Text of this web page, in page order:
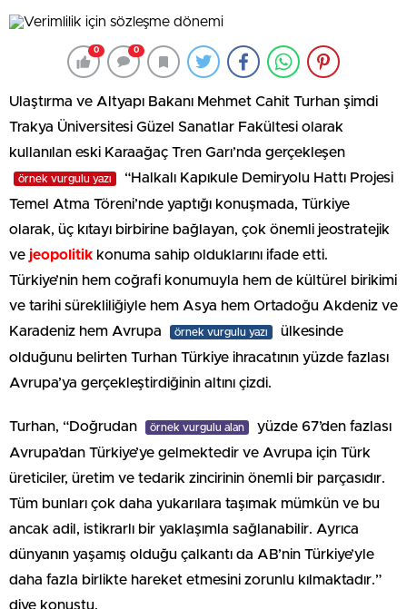
0 0
Ulaştırma ve Altyapı Bakanı Mehmet Cahit Turhan şimdi
Trakya Üniversitesi Güzel Sanatlar Fakültesi olarak
kullanılan eski Karaağaç Tren Garı’nda gerçekleşen
örnek vurgulu yazı
“Halkalı Kapıkule Demiryolu Hattı Projesi
Temel Atma Töreni’nde yaptığı konuşmada, Türkiye
olarak, üç kıtayı birbirine bağlayan, çok önemli jeostratejik
ve jeopolitik konuma sahip olduklarını ifade etti.
Türkiye’nin hem coğrafi konumuyla hem de kültürel birikimi
ve tarihi sürekliliğiyle hem Asya hem Ortadoğu Akdeniz ve
Karadeniz hem Avrupa
örnek vurgulu yazı
ülkesinde
olduğunu belirten Turhan Türkiye ihracatının yüzde fazlası
Avrupa’ya gerçekleştirdiğinin altını çizdi.
Turhan, “Doğrudan örnek vurgulu alan
yüzde 67’den fazlası
Avrupa’dan Türkiye’ye gelmektedir ve Avrupa için Türk
üreticiler, üretim ve tedarik zincirinin önemli bir parçasıdır.
Tüm bunları çok daha yukarılara taşımak mümkün ve bu
ancak adil, istikrarlı bir yaklaşımla sağlanabilir. Ayrıca
dünyanın yaşamış olduğu çalkantı da AB’nin Türkiye’yle
daha fazla birlikte hareket etmesini zorunlu kılmaktadır.”
diye konuştu.